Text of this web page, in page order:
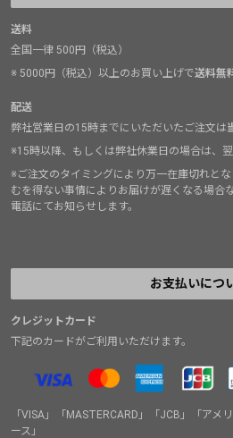
送料
全国一律 500円（税込）
※ 5000円（税込）以上のお買い上げで送料無
配送
弊社営業日の15時までにいただいたご注文は
※15時以降、もしくは弊社休業日の場合は、翌
※ご注文のタイミングにより万一在庫切れと
むを得ない事情によりお届けが遅くなる場合
電話にてお知らせします。
お支払いにつ
クレジットカード
下記のカードがご利用いただけます。
「VISA」「MASTERCARD」「JCB」「アメ
ース」